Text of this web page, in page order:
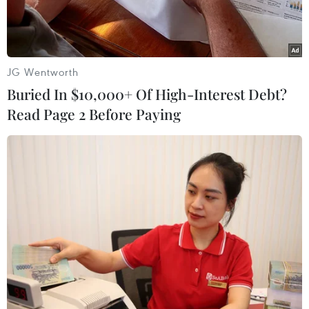
(Ảnh minh họa. Nguồn: Vietnam+)
Đại diện Cục Biến đổi khí hậu (Bộ Nông nghiệp
và Môi trường) cho biết theo lộ trình, từ tháng
6/2025 sẽ phải vận hành thí điểm sàn giao dịch
carbon.
JG Wentworth
Buried In $10,000+ Of High-Interest Debt?
Read Page 2 Before Paying